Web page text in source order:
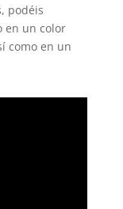
podéis
en un color
como en un